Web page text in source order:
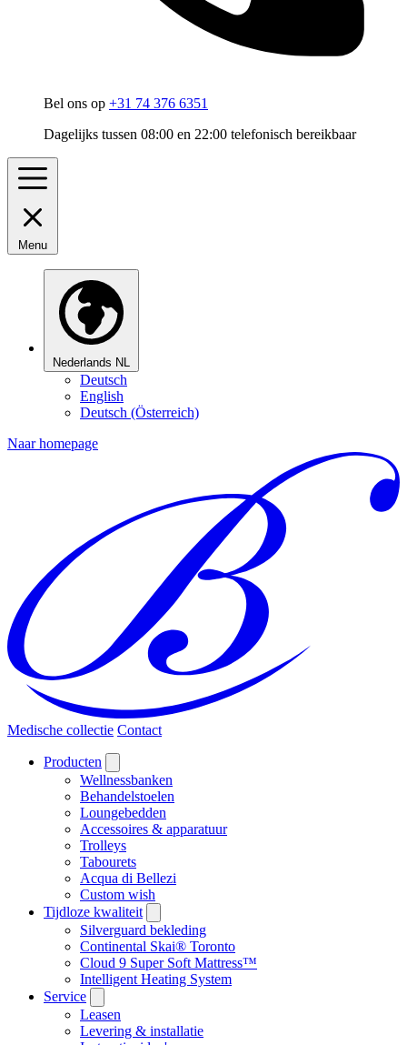
Bel ons op +31 74 376 6351
Dagelijks tussen 08:00 en 22:00 telefonisch bereikbaar
Menu
Nederlands NL
Deutsch
English
Deutsch (Österreich)
Naar homepage
Medische collectie Contact
Producten
Wellnessbanken
Behandelstoelen
Loungebedden
Accessoires & apparatuur
Trolleys
Tabourets
Acqua di Bellezi
Custom wish
Tijdloze kwaliteit
Silverguard bekleding
Continental Skai® Toronto
Cloud 9 Super Soft Mattress™
Intelligent Heating System
Service
Leasen
Levering & installatie